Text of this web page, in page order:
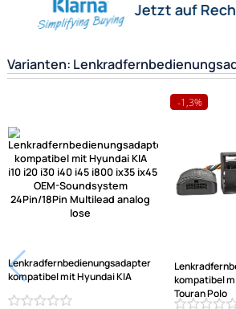
funktionstüchtig miteinander zu verbinden.
Herstellerinformationen
passende Produkte
Ähnliche Produkte anzeigen
Frage zum Artikel stellen